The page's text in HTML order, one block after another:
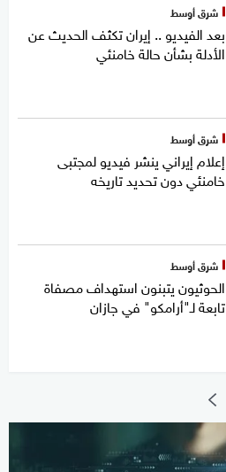
شرق أوسط
بعد الفيديو .. إيران تكثف الحديث عن
الأدلة بشأن حالة خامنئي
شرق أوسط
إعلام إيراني ينشر فيديو لمجتبى
خامنئي دون تحديد تاريخه
شرق أوسط
الحوثيون يتبنون استهداف مصفاة
تابعة لـ"أرامكو" في جازان